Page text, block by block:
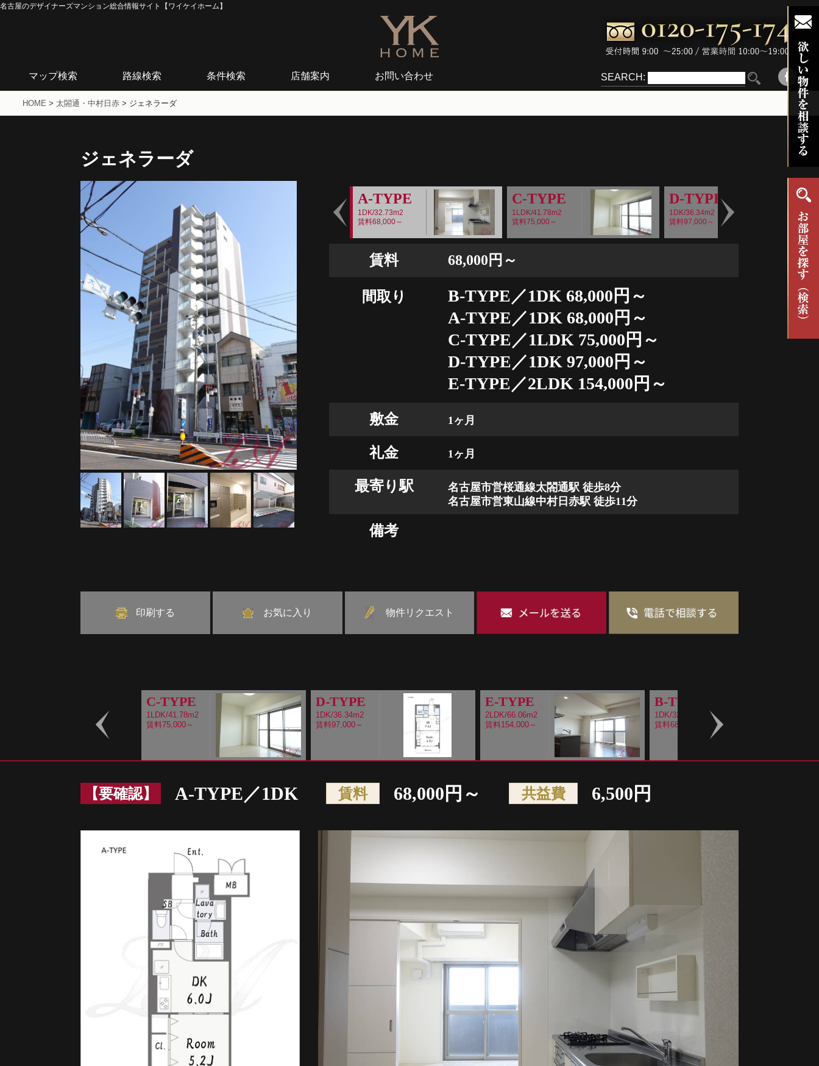
名古屋のデザイナーズマンション総合情報サイト【ワイケイホーム】
マップ検索 路線検索 条件検索 店舗案内 お問い合わせ SEARCH:
HOME > 太閤通・中村日赤 > ジェネラーダ
ジェネラーダ
E-TYPE
2LDK/66.06m2
賃料154,000～
1DK/32.63m2
賃料68,000～
A-TYPE
1DK/32.73m2
賃料68,000～
C-TYPE
1LDK/41.78m2
賃料75,000～
D-TYPE
1DK/36.34m2
賃料97,000～
Prev
賃料 68,000円～
間取り
B-TYPE／1DK 68,000円～
A-TYPE／1DK 68,000円～
C-TYPE／1LDK 75,000円～
D-TYPE／1DK 97,000円～
E-TYPE／2LDK 154,000円～
敷金 1ヶ月
礼金 1ヶ月
最寄り駅
名古屋市営桜通線太閤通駅 徒歩8分
名古屋市営東山線中村日赤駅 徒歩11分
備考
印刷する お気に入り 物件リクエスト
C-TYPE
1LDK/41.78m2
賃料75,000～
D-TYPE
1DK/36.34m2
賃料97,000～
E-TYPE
2LDK/66.06m2
賃料154,000～
B-TYPE
1DK/32.63m2
賃料68,000～
【要確認】 A-TYPE／1DK 賃料 68,000円～ 共益費 6,500円